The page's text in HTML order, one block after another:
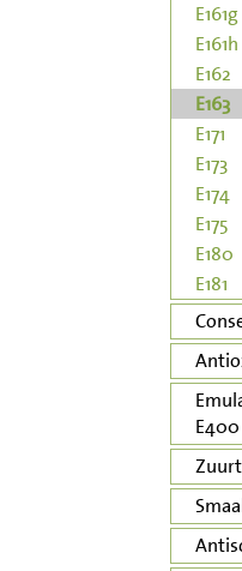
E161g
E161h
E162
E163
E171
E173
E174
E175
E180
E181